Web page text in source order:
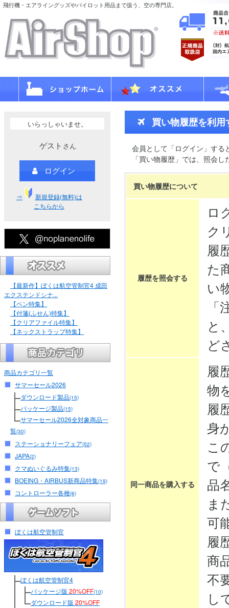
飛行機・エアライングッズやパイロット用品まで扱う、空の専門店。
いらっしゃいませ。
ゲスト さん
ログイン
⇒
新規登録(無料)は
こちらから
【最新作】ぼくは航空管制官4 成田
エクステンドシナ...
【ペン特集】
【付箋(ふせん)特集】
【クリアファイル特集】
【ネックストラップ特集】
商品カテゴリ一覧
サマーセール2026
ダウンロード製品(15)
パッケージ製品(15)
サマーセール2026全対象商品一
覧(30)
ステーショナリーフェア(52)
JAPA(2)
クマぬいぐるみ特集(13)
BOEING・AIRBUS新商品特集(19)
コントローラー各種(6)
ぼくは航空管制官
ぼくは航空管制官4
パッケージ版 20%OFF(10)
ダウンロード版 20%OFF
買い物履歴を利用
会員として「ログイン」する
「買い物履歴」では、照会
買い物履歴について
履歴を照会する
ロ
ク
履
た
い
と
ど
同一商品を購入する
履
物
履
身
こ
で
品
ま
可
履
商
不
し